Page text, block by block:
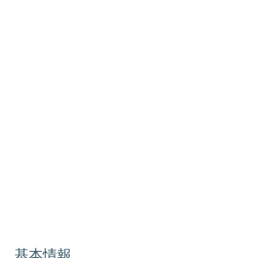
基本情報